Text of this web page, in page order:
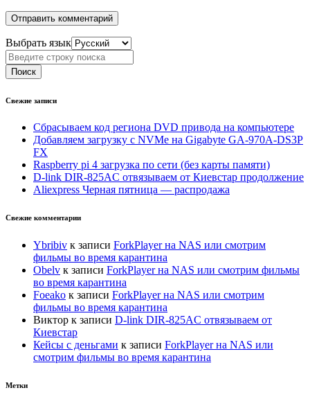
Выбрать язык
Поиск
Свежие записи
Сбрасываем код региона DVD привода на компьютере
Добавляем загрузку с NVMe на Gigabyte GA-970A-DS3P
FX
Raspberry pi 4 загрузка по сети (без карты памяти)
D-link DIR-825AC отвязываем от Киевстар продолжение
Aliexpress Черная пятница — распродажа
Свежие комментарии
Ybribiv к записи ForkPlayer на NAS или смотрим
фильмы во время карантина
Оbelv к записи ForkPlayer на NAS или смотрим фильмы
во время карантина
Foeako к записи ForkPlayer на NAS или смотрим
фильмы во время карантина
Виктор к записи D-link DIR-825AC отвязываем от
Киевстар
Кейсы с деньгами к записи ForkPlayer на NAS или
смотрим фильмы во время карантина
Метки